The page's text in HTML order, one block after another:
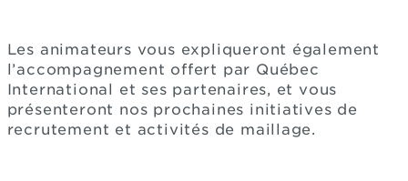
Les animateurs vous expliqueront également
l’accompagnement offert par Québec
International et ses partenaires, et vous
présenteront nos prochaines initiatives de
recrutement et activités de maillage.